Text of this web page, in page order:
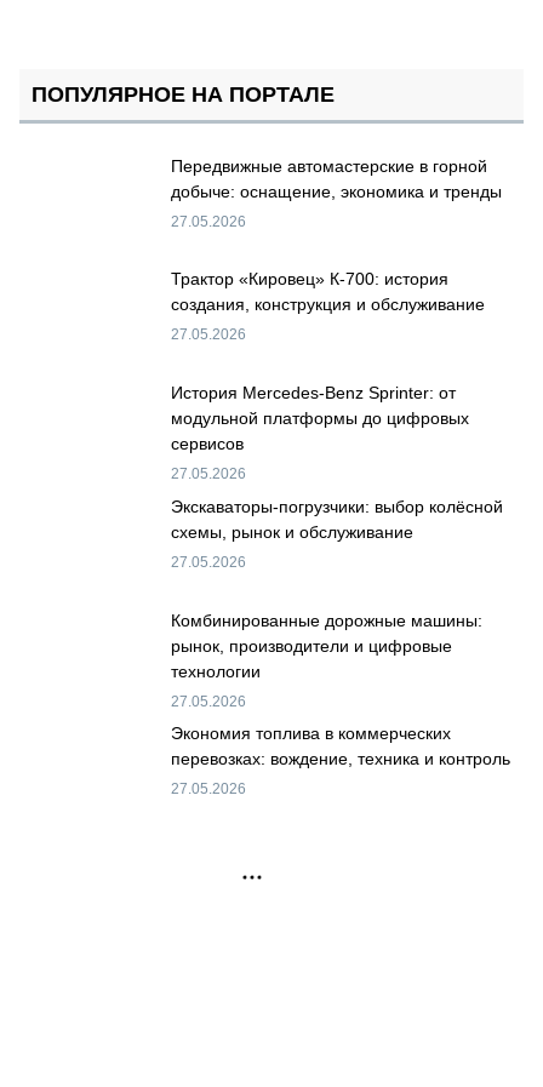
ПОПУЛЯРНОЕ НА ПОРТАЛЕ
Передвижные автомастерские в горной
добыче: оснащение, экономика и тренды
27.05.2026
Трактор «Кировец» К-700: история
создания, конструкция и обслуживание
27.05.2026
История Mercedes-Benz Sprinter: от
модульной платформы до цифровых
сервисов
27.05.2026
Экскаваторы-погрузчики: выбор колёсной
схемы, рынок и обслуживание
27.05.2026
Комбинированные дорожные машины:
рынок, производители и цифровые
технологии
27.05.2026
Экономия топлива в коммерческих
перевозках: вождение, техника и контроль
27.05.2026